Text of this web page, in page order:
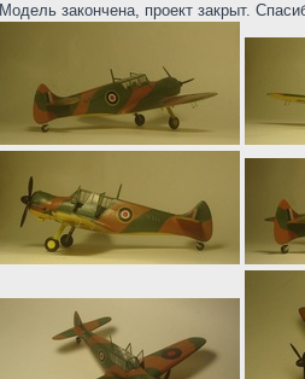
Модель закончена, проект закрыт.